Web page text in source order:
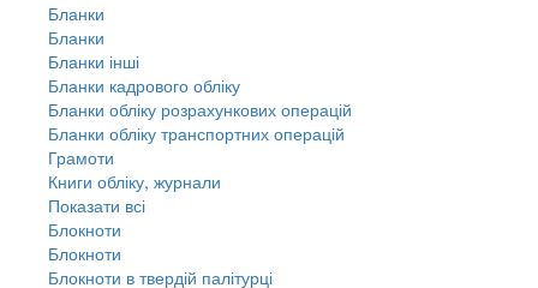
Бланки
Бланки
Бланки інші
Бланки кадрового обліку
Бланки обліку розрахункових операцій
Бланки обліку транспортних операцій
Грамоти
Книги обліку, журнали
Показати всі
Блокноти
Блокноти
Блокноти в твердій палітурці